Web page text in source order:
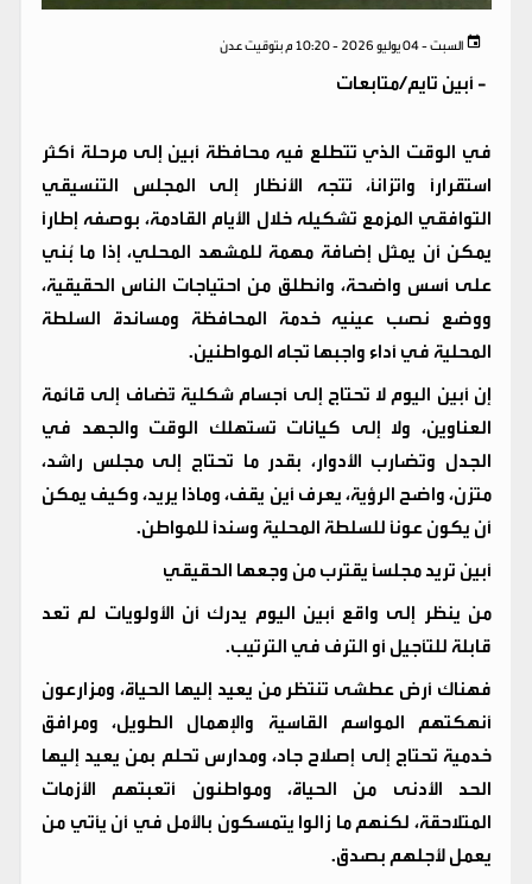
السبت - 04 يوليو 2026 - 10:20 م بتوقيت عدن
- أبين تايم/متابعات
في الوقت الذي تتطلع فيه محافظة أبين إلى مرحلة أكثر
استقرارًا واتزانًا، تتجه الأنظار إلى المجلس التنسيقي
التوافقي المزمع تشكيله خلال الأيام القادمة، بوصفه إطارًا
يمكن أن يمثل إضافة مهمة للمشهد المحلي، إذا ما بُني
على أسس واضحة، وانطلق من احتياجات الناس الحقيقية،
ووضع نصب عينيه خدمة المحافظة ومساندة السلطة
المحلية في أداء واجبها تجاه المواطنين.
إن أبين اليوم لا تحتاج إلى أجسام شكلية تُضاف إلى قائمة
العناوين، ولا إلى كيانات تستهلك الوقت والجهد في
الجدل وتضارب الأدوار، بقدر ما تحتاج إلى مجلس راشد،
متزن، واضح الرؤية، يعرف أين يقف، وماذا يريد، وكيف يمكن
أن يكون عونًا للسلطة المحلية وسندًا للمواطن.
أبين تريد مجلسًا يقترب من وجعها الحقيقي
من ينظر إلى واقع أبين اليوم يدرك أن الأولويات لم تعد
قابلة للتأجيل أو الترف في الترتيب.
فهناك أرض عطشى تنتظر من يعيد إليها الحياة، ومزارعون
أنهكتهم المواسم القاسية والإهمال الطويل، ومرافق
خدمية تحتاج إلى إصلاح جاد، ومدارس تحلم بمن يعيد إليها
الحد الأدنى من الحياة، ومواطنون أتعبتهم الأزمات
المتلاحقة، لكنهم ما زالوا يتمسكون بالأمل في أن يأتي من
يعمل لأجلهم بصدق.